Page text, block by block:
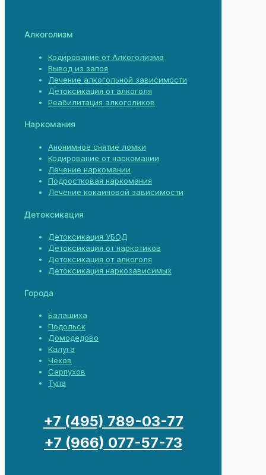
Алкоголизм
Кодирование от Алкоголизма
Вывод из запоя
Лечение алкогольной зависимости
Детоксикация от алкоголя
Реабилитация алкоголиков
Наркомания
Анонимное снятие ломки
Кодирование от наркомании
Лечение наркомании
Подростковая наркомания
Лечение кокаиновой зависимости
Детоксикация
Детоксикация УБОД
Детоксикация от наркотиков
Детоксикация от алкоголя
Детоксикация наркозависимых
Города
Балашиха
Подольск
Домодедово
Калуга
Чехов
Серпухов
Тула
+7 (495) 789-03-77
+7 (966) 077-57-73